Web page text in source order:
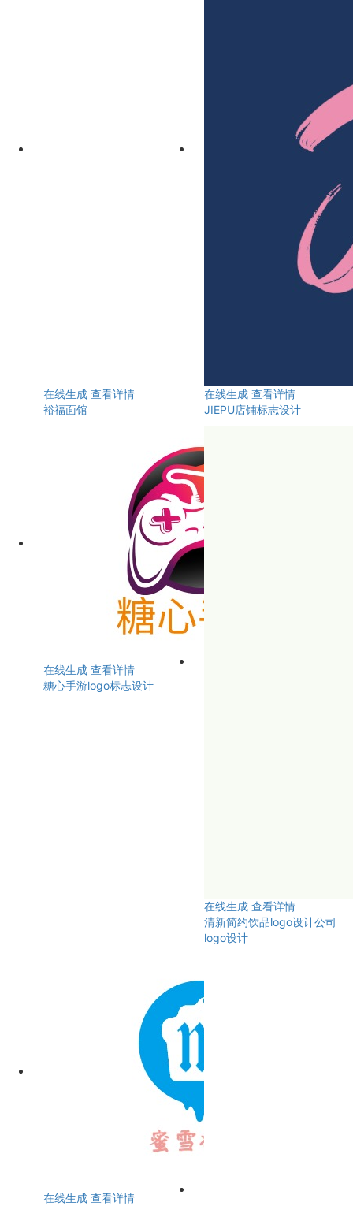
在线生成 查看详情
裕福面馆
在线生成 查看详情
JIEPU店铺标志设计
在线生成 查看详情
糖心手游logo标志设计
在线生成 查看详情
清新简约饮品logo设计公司
logo设计
在线生成 查看详情